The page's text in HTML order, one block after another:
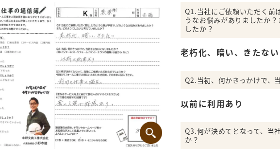
Q1.当社にご依頼いただく前
うなお悩みがありましたか
したか？
老朽化、暗い、きたない
Q2.当初、何かきっかけで、
以前に利用あり
Q3.何が決めてとなって、当
か？